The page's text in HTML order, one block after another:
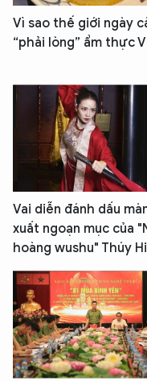
Vì sao thế giới ngày
“phải lòng” ẩm thực
Vai diễn đánh dấu
xuất ngoạn mục của
hoàng wushu" Thúy